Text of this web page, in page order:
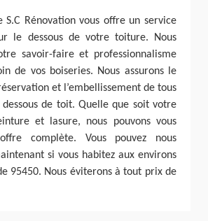
S.C Rénovation vous offre un service
le dessous de votre toiture. Nous
savoir-faire et professionnalisme
de vos boiseries. Nous assurons le
et l’embellissement de tous
dessous de toit. Quelle que soit votre
et lasure, nous pouvons vous
complète. Vous pouvez nous
si vous habitez aux environs
95450. Nous éviterons à tout prix de